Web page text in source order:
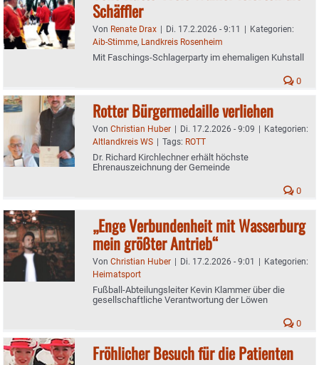
Schäffler
Von Renate Drax | Di. 17.2.2026 - 9:11 | Kategorien:
Aib-Stimme, Landkreis Rosenheim
Mit Faschings-Schlagerparty im ehemaligen Kuhstall
0
Rotter Bürgermedaille verliehen
Von Christian Huber | Di. 17.2.2026 - 9:09 | Kategorien:
Altlandkreis WS | Tags: ROTT
Dr. Richard Kirchlechner erhält höchste
Ehrenauszeichnung der Gemeinde
0
„Enge Verbundenheit mit Wasserburg
mein größter Antrieb“
Von Christian Huber | Di. 17.2.2026 - 9:01 | Kategorien:
Heimatsport
Fußball-Abteilungsleiter Kevin Klammer über die
gesellschaftliche Verantwortung der Löwen
0
Fröhlicher Besuch für die Patienten